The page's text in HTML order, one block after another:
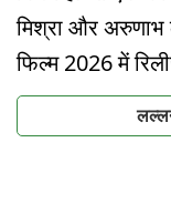
मिश्रा और
फिल्म 2026 में